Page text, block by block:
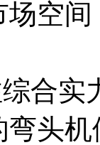
空
合实
头